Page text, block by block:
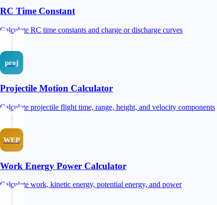
RC Time Constant
Calculate RC time constants and charge or discharge curves
proj
Projectile Motion Calculator
Calculate projectile flight time, range, height, and velocity components
WEP
Work Energy Power Calculator
Calculate work, kinetic energy, potential energy, and power